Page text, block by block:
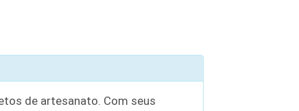
de artesanato. Com seus